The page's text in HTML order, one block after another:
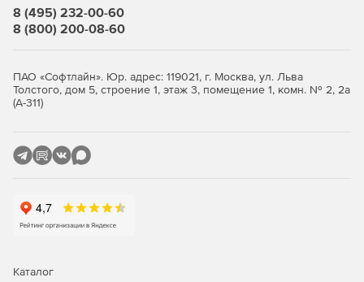
Аудит соответствия межсетевых экранов
регулятивным стандартам.
межсетевых экранов.
Версии ManageEngine Firewall Analyzer:
Professional – редакция для малого и среднего
функции анализа трафика и мониторинга потребления
8 (495) 232-00-60
8 (800) 200-08-60
ПАО «Софтлайн». Юр. адрес: 119021, г. Москва, ул. Льва
Толстого, дом 5, строение 1, этаж 3, помещение 1, комн. № 2, 2а
(А-311)
Каталог